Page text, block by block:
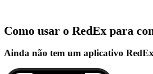
Como usar o RedEx para
Ainda não tem um aplicativo